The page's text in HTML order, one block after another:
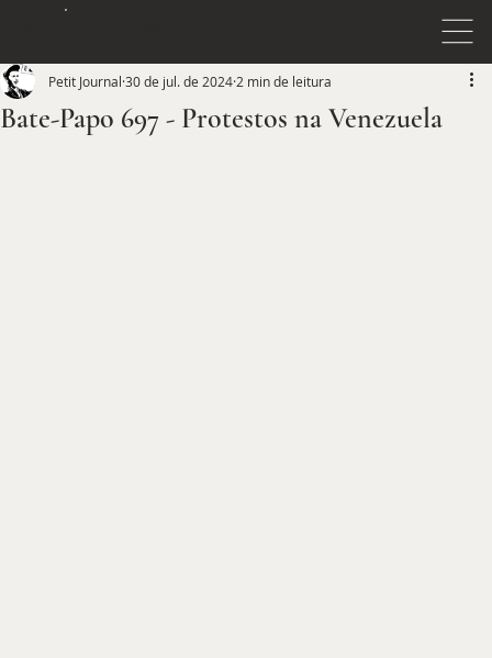
Bate-Papo 697 - Protestos na Venezuela
Petit Journal 30 de jul. de 2024 2 min de leitura